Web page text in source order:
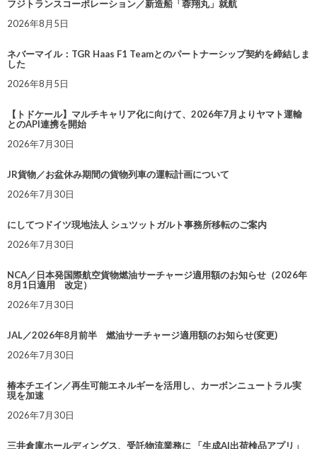
フジトランスコーポレーション／新造船「蓉翔丸」就航
2026年8月5日
ネバーマイル：TGR Haas F1 Teamとのパートナーシップ契約を締結しま
した
2026年8月5日
【トドケール】マルチキャリア化に向けて、2026年7月よりヤマト運輸
とのAPI連携を開始
2026年7月30日
JR貨物／お盆休み期間の貨物列車の運転計画について
2026年7月30日
にしてつドイツ現地法人 シュツットガルト事務所移転のご案内
2026年7月30日
NCA／日本発国際航空貨物燃油サーチャージ適用額のお知らせ（2026年
8月1日適用 改定）
2026年7月30日
JAL／2026年8月前半 燃油サーチャージ適用額のお知らせ(変更)
2026年7月30日
椿本チエイン／再生可能エネルギーを活用し、カーボンニュートラル実
現を加速
2026年7月30日
三井倉庫ホールディングス、受託物流業務に 「生成AI出荷検品アプリ」